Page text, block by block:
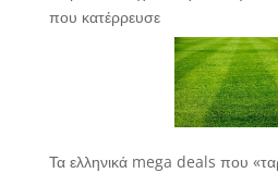
που κατέρρευσε
Τα ελληνικά mega deals που